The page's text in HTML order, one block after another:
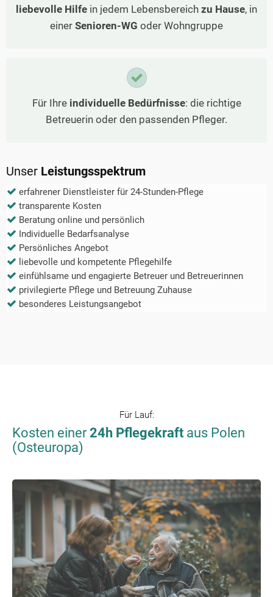
liebevolle Hilfe in jedem Lebensbereich zu Hause, in
einer Senioren-WG oder Wohngruppe
Für Ihre individuelle Bedürfnisse: die richtige
Betreuerin oder den passenden Pfleger.
Unser Leistungsspektrum
erfahrener Dienstleister für 24-Stunden-Pflege
transparente Kosten
Beratung online und persönlich
Individuelle Bedarfsanalyse
Persönliches Angebot
liebevolle und kompetente Pflegehilfe
einfühlsame und engagierte Betreuer und Betreuerinnen
privilegierte Pflege und Betreuung Zuhause
besonderes Leistungsangebot
Für Lauf:
Kosten einer24h Pflegekraft aus Polen
(Osteuropa)